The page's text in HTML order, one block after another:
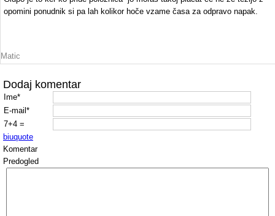
opomini ponudnik si pa lah kolikor hoče vzame časa za odpravo napak.
Matic
Dodaj komentar
Ime*
E-mail*
7+4 =
biuquote
Komentar
Predogled